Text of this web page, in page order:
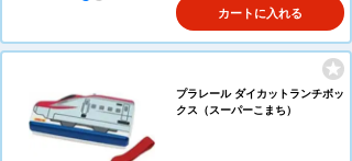
カートに入れる
プラレール ダイカットランチボッ
クス（スーパーこまち）